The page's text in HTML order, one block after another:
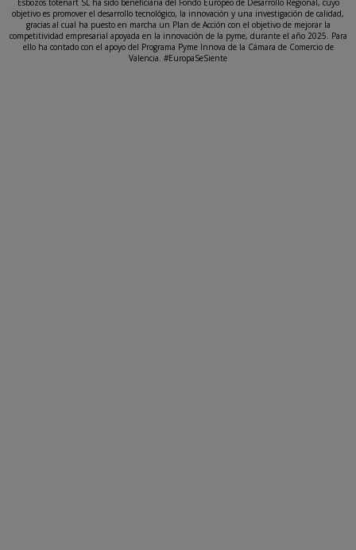
objetivo es promover el desarrollo tecnológico, la innovación y una investigación de calidad,
gracias al cual ha puesto en marcha un Plan de Acción con el objetivo de mejorar la
competitividad empresarial apoyada en la innovación de la pyme, durante el año 2025. Para
ello ha contado con el apoyo del Programa Pyme Innova de la Cámara de Comercio de
Valencia. #EuropaSeSiente